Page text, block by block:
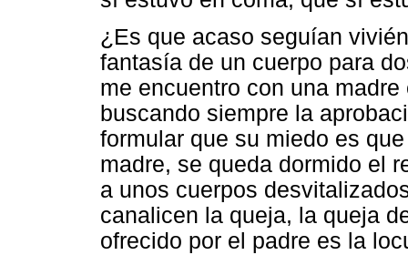
¿Es que acaso seguían
fantasía de un cuerpo para
me encuentro con una
buscando siempre la
formular que su miedo es
madre, se queda dormido el
a unos cuerpos
canalicen la queja, la queja
ofrecido por el padre es la